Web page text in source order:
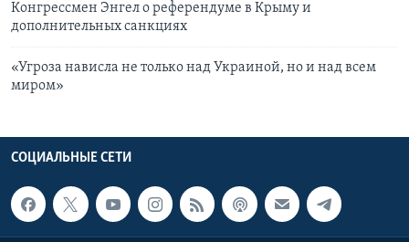
Конгрессмен Энгел о референдуме в Крыму и
дополнительных санкциях
«Угроза нависла не только над Украиной, но и над всем
миром»
СОЦИАЛЬНЫЕ СЕТИ